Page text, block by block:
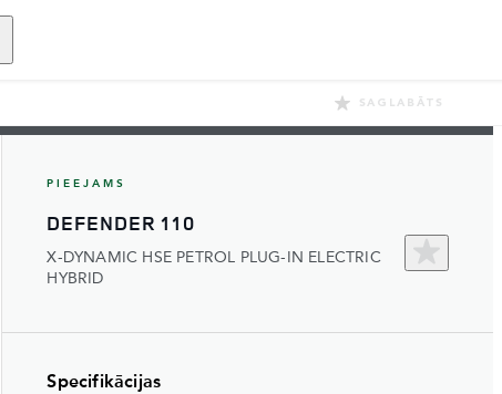
SAGLABĀTS
PIEEJAMS
DEFENDER 110
X-DYNAMIC HSE PETROL PLUG-IN ELECTRIC
HYBRID
Specifikācijas